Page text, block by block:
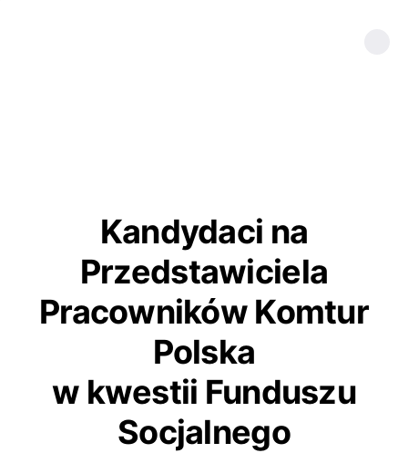
Kandydaci na
Przedstawiciela
Pracowników Komtur
Polska
w kwestii Funduszu
Socjalnego